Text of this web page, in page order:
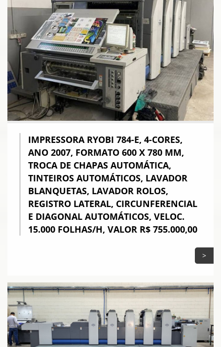
IMPRESSORA RYOBI 784-E, 4-CORES,
ANO 2007, FORMATO 600 X 780 MM,
TROCA DE CHAPAS AUTOMÁTICA,
TINTEIROS AUTOMÁTICOS, LAVADOR
BLANQUETAS, LAVADOR ROLOS,
REGISTRO LATERAL, CIRCUNFERENCIAL
E DIAGONAL AUTOMÁTICOS, VELOC.
15.000 FOLHAS/H, VALOR R$ 755.000,00
>